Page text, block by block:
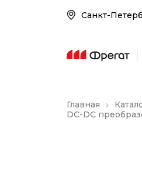
Главная
DC-DC